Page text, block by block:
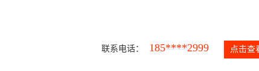
联系电话： 185****2999 点击查